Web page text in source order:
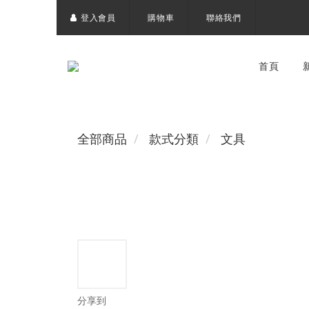
登入會員 購物車 聯絡我們
首頁
全部商品 款式分類 文具
分享到